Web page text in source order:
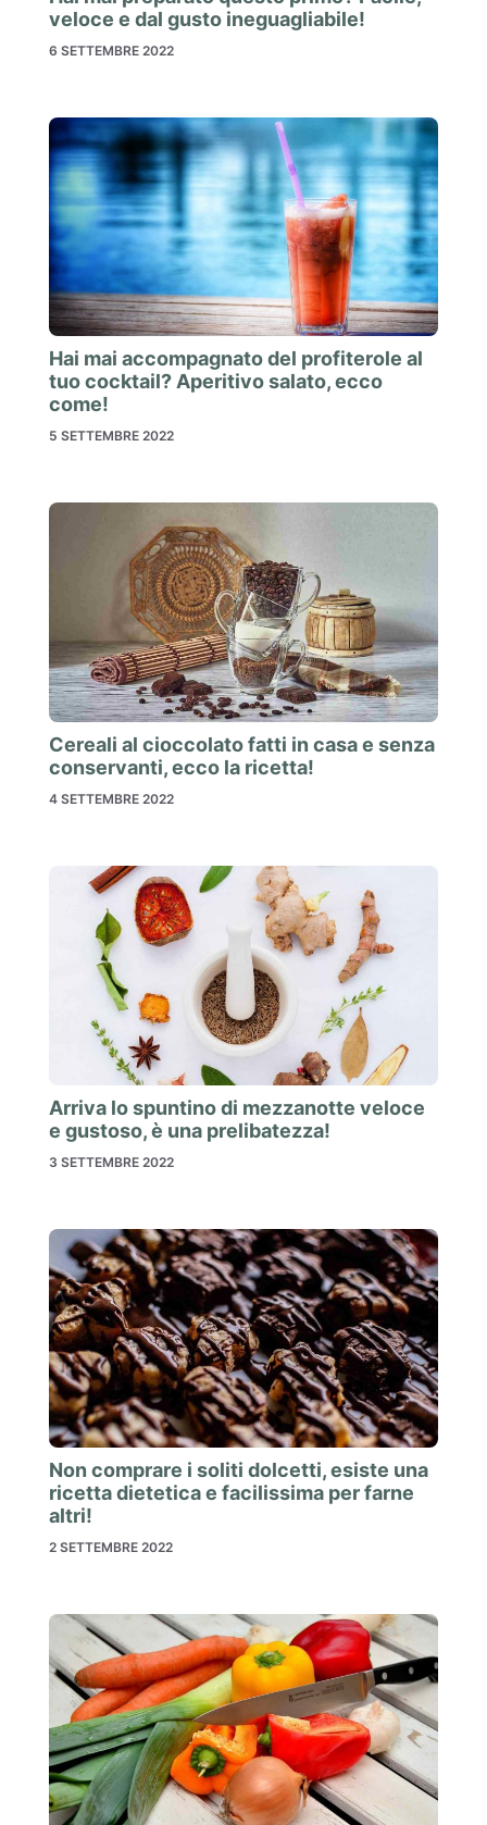
veloce e dal gusto ineguagliabile!
6 SETTEMBRE 2022
Hai mai accompagnato del profiterole al
tuo cocktail? Aperitivo salato, ecco
come!
5 SETTEMBRE 2022
Cereali al cioccolato fatti in casa e senza
conservanti, ecco la ricetta!
4 SETTEMBRE 2022
Arriva lo spuntino di mezzanotte veloce
e gustoso, è una prelibatezza!
3 SETTEMBRE 2022
Non comprare i soliti dolcetti, esiste una
ricetta dietetica e facilissima per farne
altri!
2 SETTEMBRE 2022